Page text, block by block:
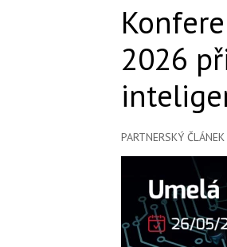
2026
PARTNERSKÝ ČLÁNEK